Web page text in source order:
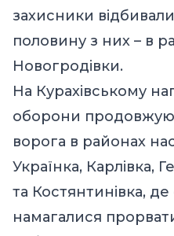
захисники
половину з них – в
Новогродівки.
На Курахівському
оборони
ворога в районах
Українка, Карлівка,
та Костянтинівка,
намагалися